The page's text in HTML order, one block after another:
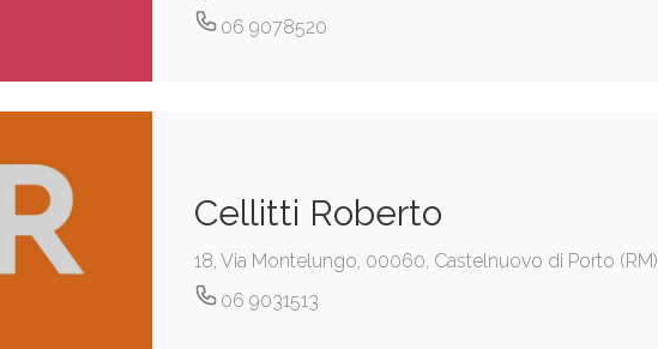
06 9078520
Cellitti Roberto
18, Via Montelungo, 00060, Castelnuovo di Porto (RM)
06 9031513